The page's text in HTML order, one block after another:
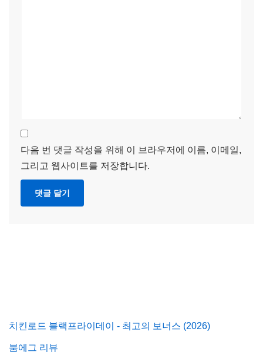
다음 번 댓글 작성을 위해 이 브라우저에 이름, 이메일,
그리고 웹사이트를 저장합니다.
치킨로드 블랙프라이데이 - 최고의 보너스 (2026)
붐에그 리뷰